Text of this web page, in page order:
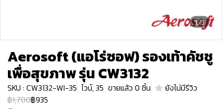
1/3
Aerosoft (แอโร่ซอฟ) รองเท้าคัชชู
เพื่อสุขภาพ รุ่น CW3132
SKU : CW3132-WI-35 ไวน์, 35 ขายแล้ว 0 ชิ้น
ยังไม่มีรีวิว
฿1,700฿935